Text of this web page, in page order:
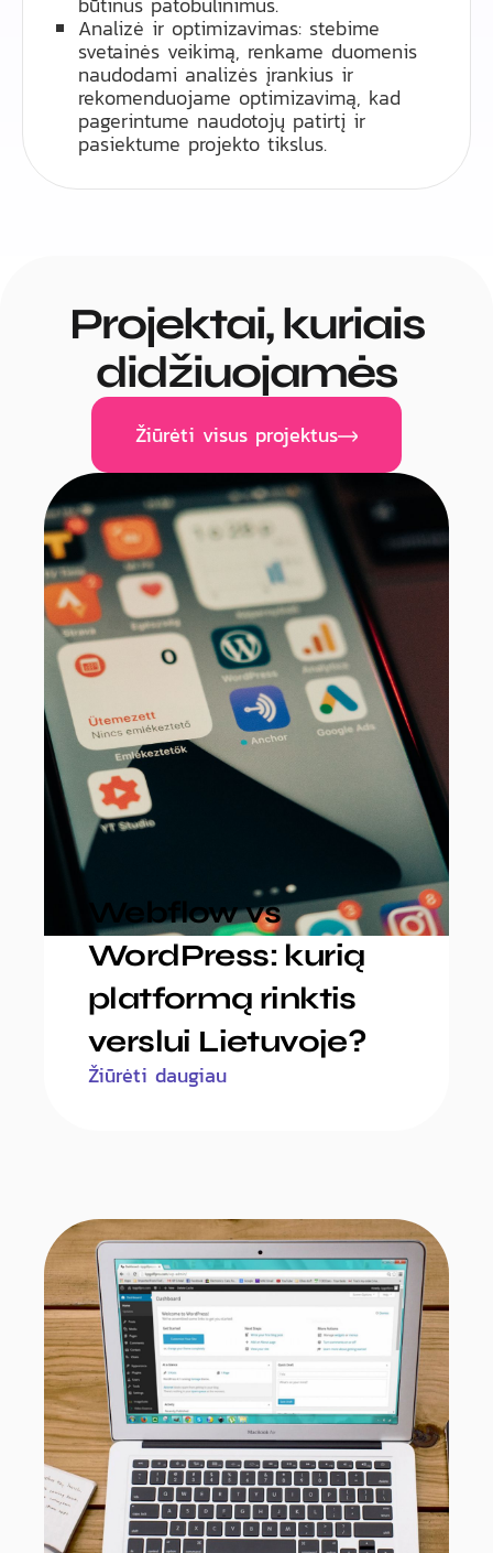
Analizė ir optimizavimas: stebime
svetainės veikimą, renkame duomenis
naudodami analizės įrankius ir
rekomenduojame optimizavimą, kad
pagerintume naudotojų patirtį ir
pasiektume projekto tikslus.
Projektai, kuriais
didžiuojamės
Žiūrėti visus projektus
Webflow vs
WordPress: kurią
platformą rinktis
verslui Lietuvoje?
Žiūrėti daugiau